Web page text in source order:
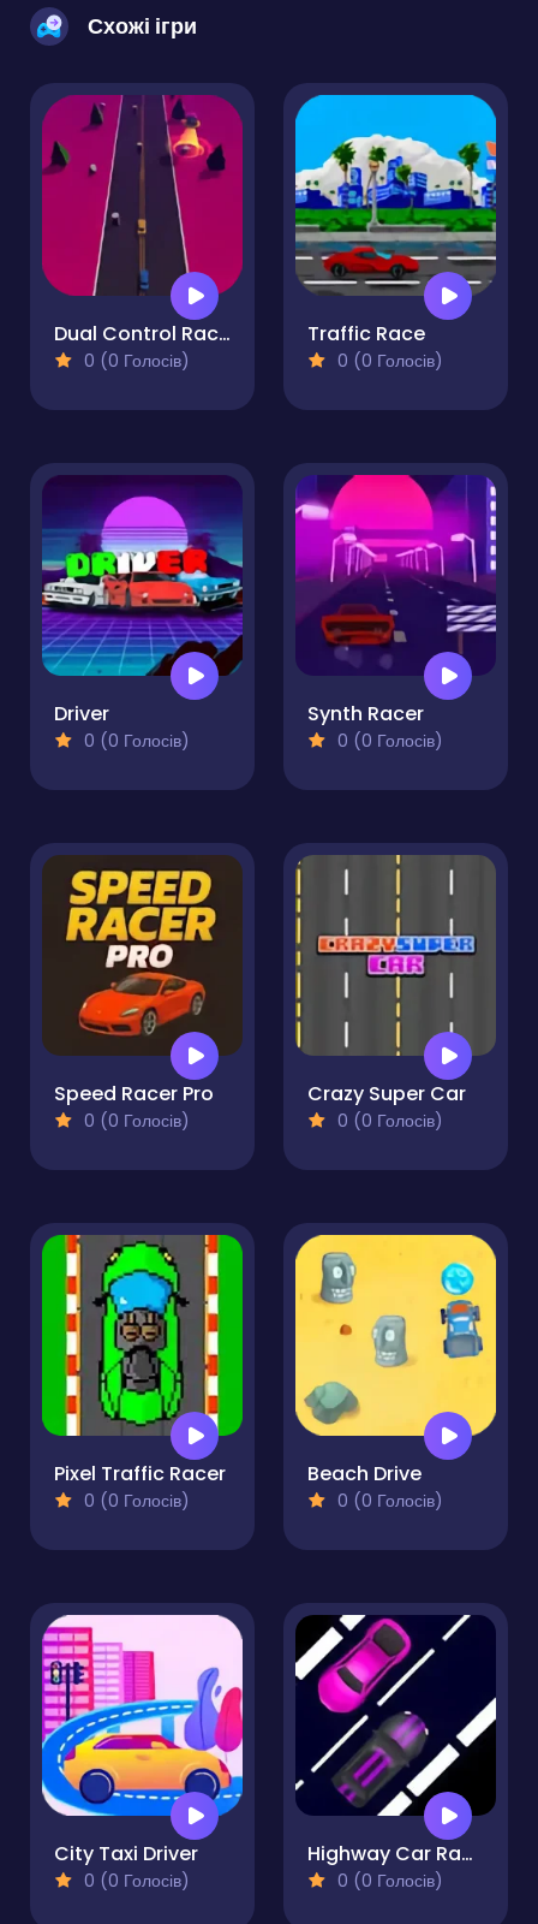
Схожі ігри
Dual Control Racing
0 (0 Голосів)
Traffic Race
0 (0 Голосів)
Driver
0 (0 Голосів)
Synth Racer
0 (0 Голосів)
Speed Racer Pro
0 (0 Голосів)
Crazy Super Car
0 (0 Голосів)
Pixel Traffic Racer
0 (0 Голосів)
Beach Drive
0 (0 Голосів)
City Taxi Driver
0 (0 Голосів)
Highway Car Race 2D
0 (0 Голосів)